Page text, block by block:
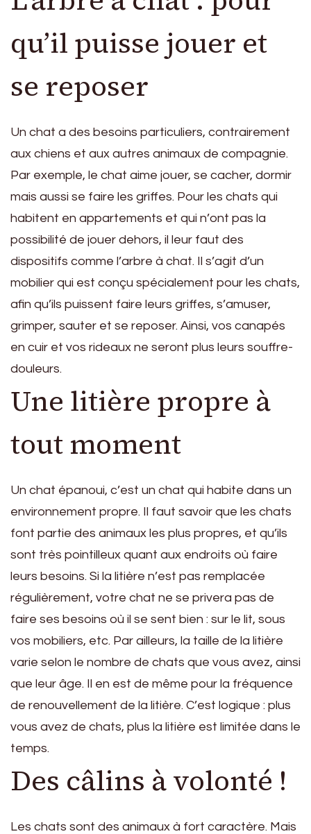
qu’il puisse jouer et
se reposer
Un chat a des besoins particuliers, contrairement
aux chiens et aux autres animaux de compagnie.
Par exemple, le chat aime jouer, se cacher, dormir
mais aussi se faire les griffes. Pour les chats qui
habitent en appartements et qui n’ont pas la
possibilité de jouer dehors, il leur faut des
dispositifs comme l’arbre à chat. Il s’agit d’un
mobilier qui est conçu spécialement pour les chats,
afin qu’ils puissent faire leurs griffes, s’amuser,
grimper, sauter et se reposer. Ainsi, vos canapés
en cuir et vos rideaux ne seront plus leurs souffre-
douleurs.
Une litière propre à
tout moment
Un chat épanoui, c’est un chat qui habite dans un
environnement propre. Il faut savoir que les chats
font partie des animaux les plus propres, et qu’ils
sont très pointilleux quant aux endroits où faire
leurs besoins. Si la litière n’est pas remplacée
régulièrement, votre chat ne se privera pas de
faire ses besoins où il se sent bien : sur le lit, sous
vos mobiliers, etc. Par ailleurs, la taille de la litière
varie selon le nombre de chats que vous avez, ainsi
que leur âge. Il en est de même pour la fréquence
de renouvellement de la litière. C’est logique : plus
vous avez de chats, plus la litière est limitée dans le
temps.
Des câlins à volonté !
Les chats sont des animaux à fort caractère. Mais